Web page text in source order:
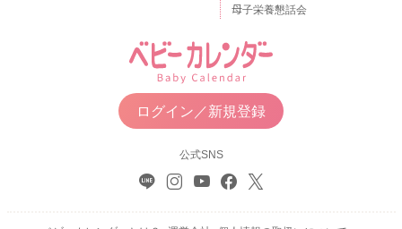
母子栄養懇話会
ログイン／新規登録
公式SNS